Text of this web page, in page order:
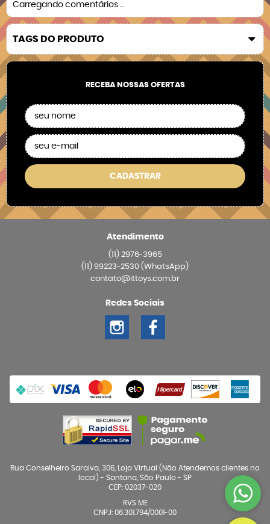
Carregando comentários ...
TAGS DO PRODUTO
RECEBA NOSSAS OFERTAS
CADASTRAR
Atendimento
(11)2976-3965
(11) 99223-2530 (WhatsApp)
contato@ittoys.com.br
Redes Sociais
Rua Conselheiro Saraiva, 306, Loja Virtual (Não Atendemos clientes no
local) - Santana, São Paulo - SP
CEP: 02037-020
RVS ME
CNPJ: 06.301.794/0001-00